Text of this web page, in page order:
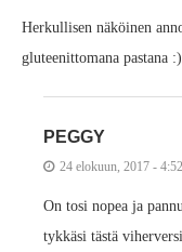
Herkullisen näköinen
gluteenittomana pastana
PEGGY
24 elokuun, 2017 -
On tosi nopea ja
tykkäsi tästä